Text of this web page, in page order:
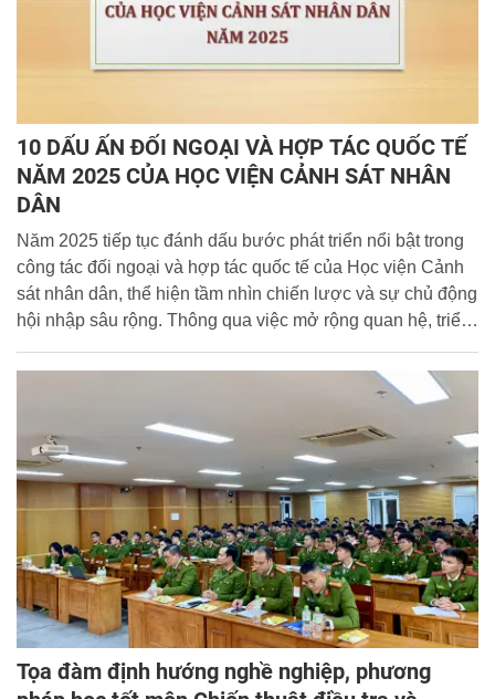
10 DẤU ẤN ĐỐI NGOẠI VÀ HỢP TÁC QUỐC TẾ
NĂM 2025 CỦA HỌC VIỆN CẢNH SÁT NHÂN
DÂN
Năm 2025 tiếp tục đánh dấu bước phát triển nổi bật trong
công tác đối ngoại và hợp tác quốc tế của Học viện Cảnh
sát nhân dân, thể hiện tầm nhìn chiến lược và sự chủ động
hội nhập sâu rộng. Thông qua việc mở rộng quan hệ, triển
dưỡng, nghiên cứu khoa học và trao đổi chuyên gia, Học
viện CSND tiếp tục khẳng định là cơ sở đào tạo Cảnh sát
có vị thế và uy tín trong khu vực và quốc tế.
Tọa đàm định hướng nghề nghiệp, phương